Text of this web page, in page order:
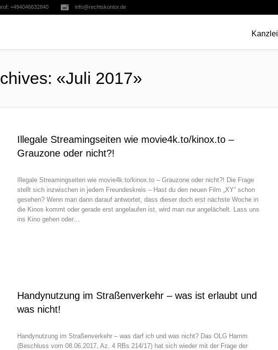
+494046632840 info@rechtskontor.de
Kanzlei
«Juli 2017»
Illegale Streamingseiten wie movie4k.to/kinox.to –
Grauzone oder nicht?!
Illegale Streamingseiten wie movie4k.to/kinox.to – Grauzone oder nicht?! Die Frage
stellt sich inzwischen in jedem Freundeskreis – Hast du den neuen Film „XY“ schon
gesehen? Wenn man dann darauf antwortet, dass dieser doch erst nächste Woche in
die Kinos kommt oder gerade erst angelaufen ist, wird man nur angelächelt. Lass uns
ins Kino gehen oder…
Handynutzung im Straßenverkehr – was ist erlaubt und
was nicht!
Handynutzung im Straßenverkehr – was darf ich und was nicht? Das OLG Hamm
(Beschluss vom 08.06.2017, Az. 4 RBs 214/17) hat sich wieder mit der Frage der